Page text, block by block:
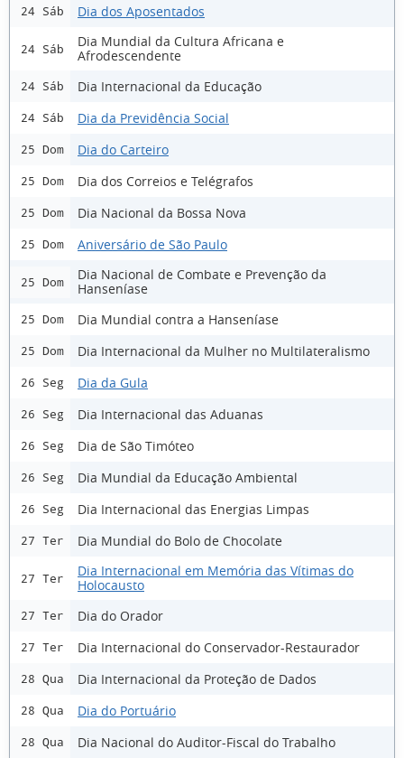
24 Sáb Dia dos Aposentados
24 Sáb
Dia Mundial da Cultura Africana e
Afrodescendente
24 Sáb Dia Internacional da Educação
24 Sáb Dia da Previdência Social
25 Dom Dia do Carteiro
25 Dom Dia dos Correios e Telégrafos
25 Dom Dia Nacional da Bossa Nova
25 Dom Aniversário de São Paulo
25 Dom
Dia Nacional de Combate e Prevenção da
Hanseníase
25 Dom Dia Mundial contra a Hanseníase
25 Dom Dia Internacional da Mulher no Multilateralismo
26 Seg Dia da Gula
26 Seg Dia Internacional das Aduanas
26 Seg Dia de São Timóteo
26 Seg Dia Mundial da Educação Ambiental
26 Seg Dia Internacional das Energias Limpas
27 Ter Dia Mundial do Bolo de Chocolate
27 Ter
Dia Internacional em Memória das Vítimas do
Holocausto
27 Ter Dia do Orador
27 Ter Dia Internacional do Conservador-Restaurador
28 Qua Dia Internacional da Proteção de Dados
28 Qua Dia do Portuário
28 Qua Dia Nacional do Auditor-Fiscal do Trabalho